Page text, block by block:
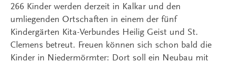
266 Kinder werden derzeit in Kalkar und den
umliegenden Ortschaften in einem der fünf
Kindergärten Kita-Verbundes Heilig Geist und St.
Clemens betreut. Freuen können sich schon bald die
Kinder in Niedermörmter: Dort soll ein Neubau mit